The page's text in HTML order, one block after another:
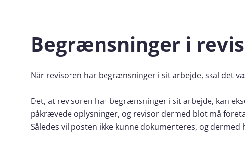
Begrænsninger i
Når revisoren har begrænsninger i sit arbejde, skal det
Det, at revisoren har begrænsninger i sit arbejde, kan
påkrævede oplysninger, og revisor dermed blot må
Således vil posten ikke kunne dokumenteres, og